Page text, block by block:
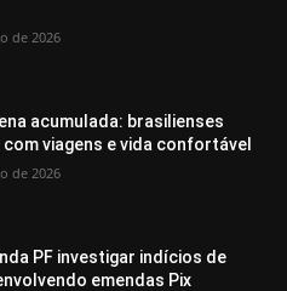
de 2026
acumulada: brasilienses
com viagens e vida confortável
de 2026
PF investigar indícios de
emendas Pix